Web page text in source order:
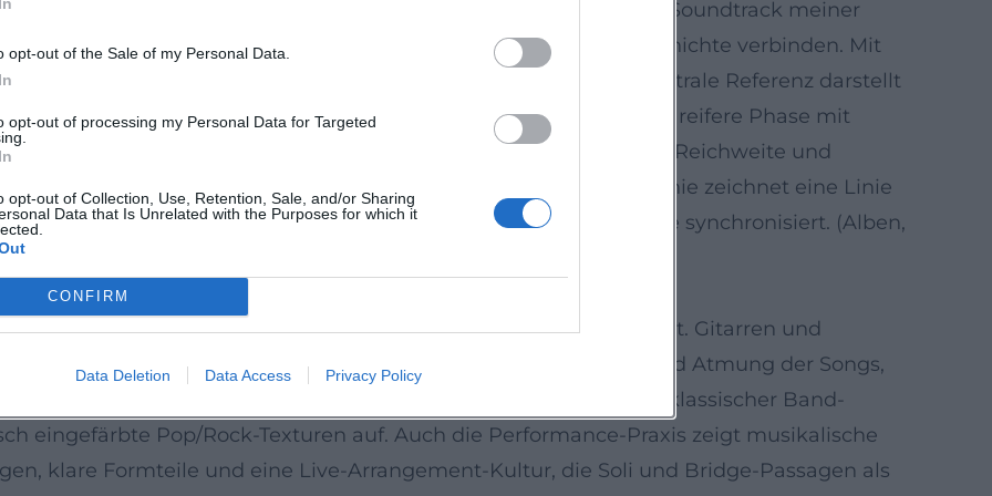
opt-out of the Sale of my Personal Data.
opt-out of processing my Personal Data for Targeted
opt-out of Collection, Use, Retention, Sale, and/or Sharing
Data that Is Unrelated with the Purposes for which it
CONFIRM
Data Deletion Data Access Privacy Policy
(2002) einen frühreifen Pop/Rock-Entwurf vor und schuf mit den „Soundtrack meiner
Klangräume, die Erinnerungen, Film-Lyrik und Pop-Geschichte verbinden. Mit
Stimme der Schlaflosigkeit“ – ein Werk, das für die Band eine zentrale Referenz darstellt
Bandklang schärfte. 2017 führte „2 Seiten“ die Ästhetik in eine reifere Phase mit
Arrangement-Tiefe. Chartlistings in Deutschland dokumentieren Reichweite und
die Bildmetaphorik der Songs verstärken. Diese Diskographie zeichnet eine Linie
Produktion, die musikalische Identität und thematische Reife synchronisiert. (Alben,
mit Atem
aufgeräumten Produktion, die Stimme und Text nach vorn stellt. Gitarren und
und pointierten Motiven; Bass und Drums betonen Groove und Atmung der Songs,
fällt die Balance zwischen zeitgenössischem Deutschpop, klassischer Band-
eingefärbte Pop/Rock-Texturen auf. Auch die Performance-Praxis zeigt musikalische
klare Formteile und eine Live-Arrangement-Kultur, die Soli und Bridge-Passagen als